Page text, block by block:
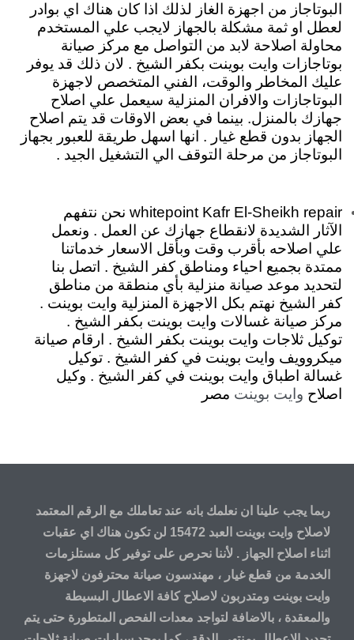
البوتاجاز من اجهزة الغاز لذلك اذا كان هناك اي بوادر
لعطل او ثمة مشكلة بالجهاز لايجب علي المستخدم
محاولة اصلاحة لابد من التواصل مع مركز صيانة
بوتاجازات وايت بوينت بكفر الشيخ . لان ذلك قد يوفر
عليك المخاطر والوقت، الفني المتخصص لاجهزة
البوتاجازات والافران المنزلية سيعمل علي اصلاح
جهازك بالمنزل. بينما في بعض الاوقات قد يتم اصلاح
الجهاز بدون قطع غيار . انها اسهل طريقة للعبور بجهاز
البوتاجاز من مرحلة التوقف الي التشغيل الجيد .
whitepoint Kafr El-Sheikh repair نحن نتفهم
الآثار الشديدة لانقطاع جهازك عن العمل . ونعمل
علي اصلاحه بأقرب وقت وبأقل الاسعار خدماتنا
ممتدة بجميع احياء ومناطق كفر الشيخ . اتصل بنا
لتحديد موعد صيانة منزلية بأي منطقة من مناطق
كفر الشيخ نهتم بكل الاجهزة المنزلية وايت بوينت .
مركز صيانة غسالات وايت بوينت بكفر الشيخ .
توكيل ثلاجات وايت بوينت بكفر الشيخ . ارقام صيانة
ميكروويف وايت بوينت في كفر الشيخ . توكيل
غسالة اطباق وايت بوينت في كفر الشيخ . وكيل
اصلاح وايت بوينت مصر
ربما يجب علينا ان نعلمك بانه عند تعاملك مع الرقم المعتمد
لاصلاح وايت بوينت العبد 15472 لن تكون هناك اي عقبات
اثناء اصلاح الجهاز . لأننا نحرص على توفير كل مستلزمات
الخدمة من قطع غيار ، مهندسون صيانة محترفون لاجهزة
وايت بوينت ومتدربون لاصلاح كافة الاعطال البسيطة
والمعقدة ، بالاضافة لتواجد معدات الفحص المتطورة حتى يتم